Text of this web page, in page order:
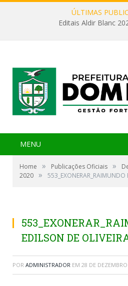
ÚLTIMAS
Editais Aldir Blanc
MENU
Home » Publicações Oficiais »
2020 » 553_EXONERAR_RAIMUNDO
EDILSON DE
POR ADMINISTRADOR EM 28 DE